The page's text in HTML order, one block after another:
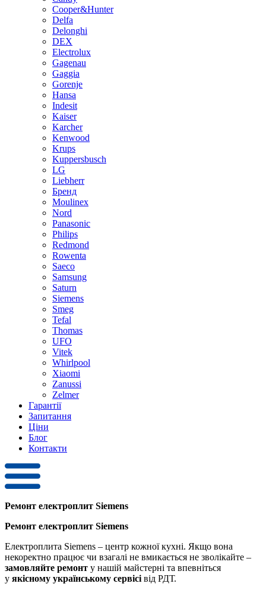
Cooper&Hunter
Delfa
Delonghi
DEX
Electrolux
Gagenau
Gaggia
Gorenje
Hansa
Indesit
Kaiser
Karcher
Kenwood
Krups
Kuppersbusch
LG
Liebherr
Бренд
Moulinex
Nord
Panasonic
Philips
Redmond
Rowenta
Saeco
Samsung
Saturn
Siemens
Smeg
Tefal
Thomas
UFO
Vitek
Whirlpool
Xiaomi
Zanussi
Zelmer
Гарантії
Запитання
Ціни
Блог
Контакти
Ремонт електроплит Siemens
Ремонт електроплит Siemens
Електроплита Siemens – центр кожної кухні. Якщо вона
некоректно працює чи взагалі не вмикається не зволікайте –
замовляйте ремонт у нашій майстерні та впевніться
у якісному українському сервісі від РДТ.